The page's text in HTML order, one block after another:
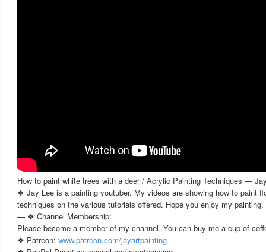
How to paint white trees with a deer / Acrylic Painting Techniques —
❖ Jay Lee is a painting youtuber. My videos are showing how to paint
techniques on the various tutorials offered. Hope you enjoy my painting.
— ❖ Channel Membership:
Please become a member of my channel. You can buy me a cup of
❖ Patreon: www.patreon.com/jayartpainting